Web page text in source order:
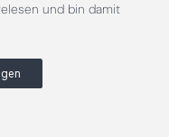
und bin damit